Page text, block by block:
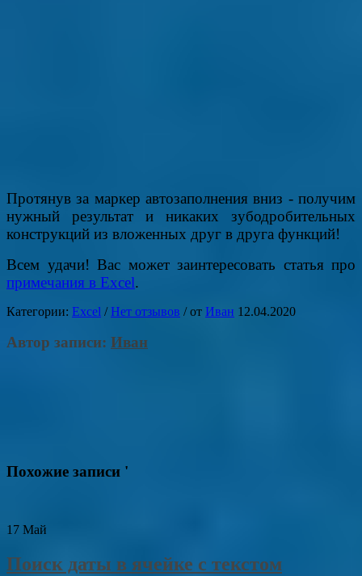
Протянув за маркер автозаполнения вниз - получим
нужный результат и никаких зубодробительных
конструкций из вложенных друг в друга функций!
Всем удачи! Вас может заинтересовать статья про
примечания в Excel.
Категории: Excel / Нет отзывов /от Иван 12.04.2020
Автор записи: Иван
Похожие записи '
17 Май
Поиск даты в ячейке с текстом